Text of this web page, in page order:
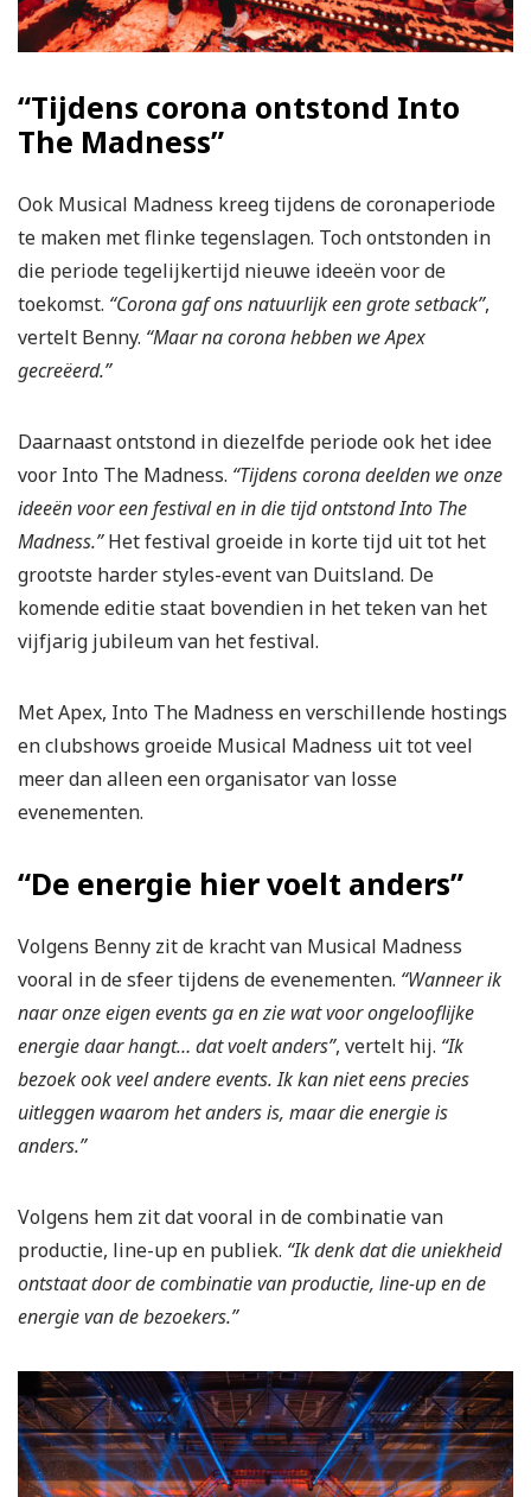
“Tijdens corona ontstond Into
The Madness”
Ook Musical Madness kreeg tijdens de coronaperiode
te maken met flinke tegenslagen. Toch ontstonden in
die periode tegelijkertijd nieuwe ideeën voor de
toekomst. “Corona gaf ons natuurlijk een grote setback”,
vertelt Benny. “Maar na corona hebben we Apex
gecreëerd.”
Daarnaast ontstond in diezelfde periode ook het idee
voor Into The Madness. “Tijdens corona deelden we onze
ideeën voor een festival en in die tijd ontstond Into The
Madness.”Het festival groeide in korte tijd uit tot het
grootste harder styles-event van Duitsland. De
komende editie staat bovendien in het teken van het
vijfjarig jubileum van het festival.
Met Apex, Into The Madness en verschillende hostings
en clubshows groeide Musical Madness uit tot veel
meer dan alleen een organisator van losse
evenementen.
“De energie hier voelt anders”
Volgens Benny zit de kracht van Musical Madness
vooral in de sfeer tijdens de evenementen. “Wanneer ik
naar onze eigen events ga en zie wat voor ongelooflijke
energie daar hangt… dat voelt anders”, vertelt hij. “Ik
bezoek ook veel andere events. Ik kan niet eens precies
uitleggen waarom het anders is, maar die energie is
anders.”
Volgens hem zit dat vooral in de combinatie van
productie, line-up en publiek. “Ik denk dat die uniekheid
ontstaat door de combinatie van productie, line-up en de
energie van de bezoekers.”